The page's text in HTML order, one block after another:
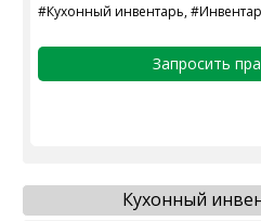
#Кухонный инвентарь,
Запросить
Кухонный